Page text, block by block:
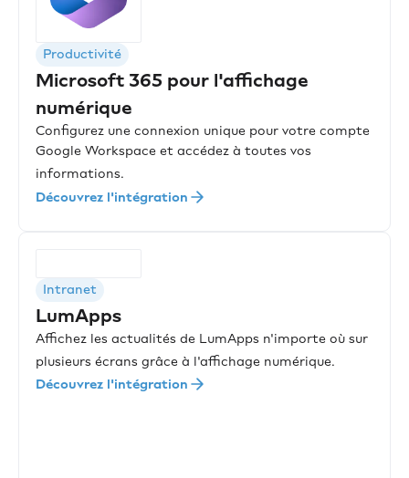
Productivité
Microsoft 365 pour l'affichage
numérique
Configurez une connexion unique pour votre compte
Google Workspace et accédez à toutes vos
informations.
Découvrez l'intégration
Intranet
LumApps
Affichez les actualités de LumApps n'importe où sur
plusieurs écrans grâce à l'affichage numérique.
Découvrez l'intégration